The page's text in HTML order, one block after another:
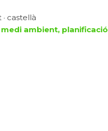
· castellà
ambient, planificació